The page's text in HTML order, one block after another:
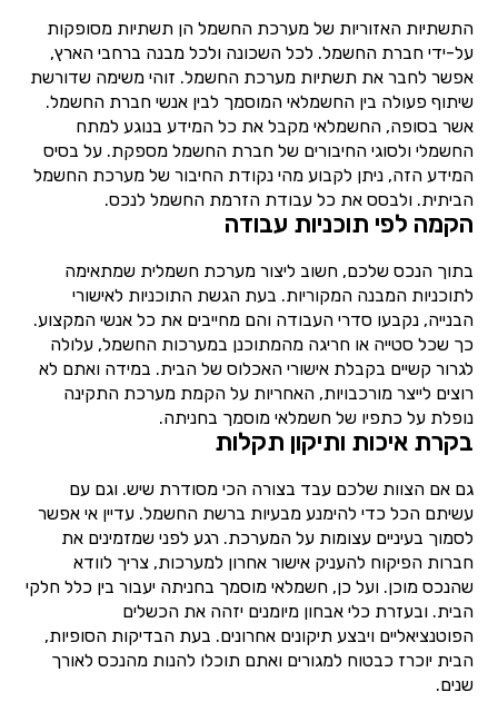
התשתיות האזוריות של מערכת החשמל הן תשתיות מסופקות
על-ידי חברת החשמל. לכל השכונה ולכל מבנה ברחבי הארץ,
אפשר לחבר את תשתיות מערכת החשמל. זוהי משימה שדורשת
שיתוף פעולה בין החשמלאי המוסמך לבין אנשי חברת החשמל.
אשר בסופה, החשמלאי מקבל את כל המידע בנוגע למתח
החשמלי ולסוגי החיבורים של חברת החשמל מספקת. על בסיס
המידע הזה, ניתן לקבוע מהי נקודת החיבור של מערכת החשמל
הביתית. ולבסס את כל עבודת הזרמת החשמל לנכס.
הקמה לפי תוכניות עבודה
בתוך הנכס שלכם, חשוב ליצור מערכת חשמלית שמתאימה
לתוכניות המבנה המקוריות. בעת הגשת התוכניות לאישורי
הבנייה, נקבעו סדרי העבודה והם מחייבים את כל אנשי המקצוע.
כך שכל סטייה או חריגה מהמתוכנן במערכות החשמל, עלולה
לגרור קשיים בקבלת אישורי האכלוס של הבית. במידה ואתם לא
רוצים לייצר מורכבויות, האחריות על הקמת מערכת התקינה
נופלת על כתפיו של חשמלאי מוסמך בחניתה.
בקרת איכות ותיקון תקלות
גם אם הצוות שלכם עבד בצורה הכי מסודרת שיש. וגם עם
עשיתם הכל כדי להימנע מבעיות ברשת החשמל. עדיין אי אפשר
לסמוך בעיניים עצומות על המערכת. רגע לפני שמזמינים את
חברות הפיקוח להעניק אישור אחרון למערכות, צריך לוודא
שהנכס מוכן. ועל כן, חשמלאי מוסמך בחניתה יעבור בין כלל חלקי
הבית. ובעזרת כלי אבחון מיומנים יזהה את הכשלים
הפוטנציאליים ויבצע תיקונים אחרונים. בעת הבדיקות הסופיות,
הבית יוכרז כבטוח למגורים ואתם תוכלו להנות מהנכס לאורך
שנים.